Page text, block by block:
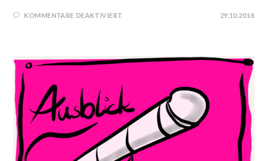
KOMMENTARE DEAKTIVIERT 29.10.2018